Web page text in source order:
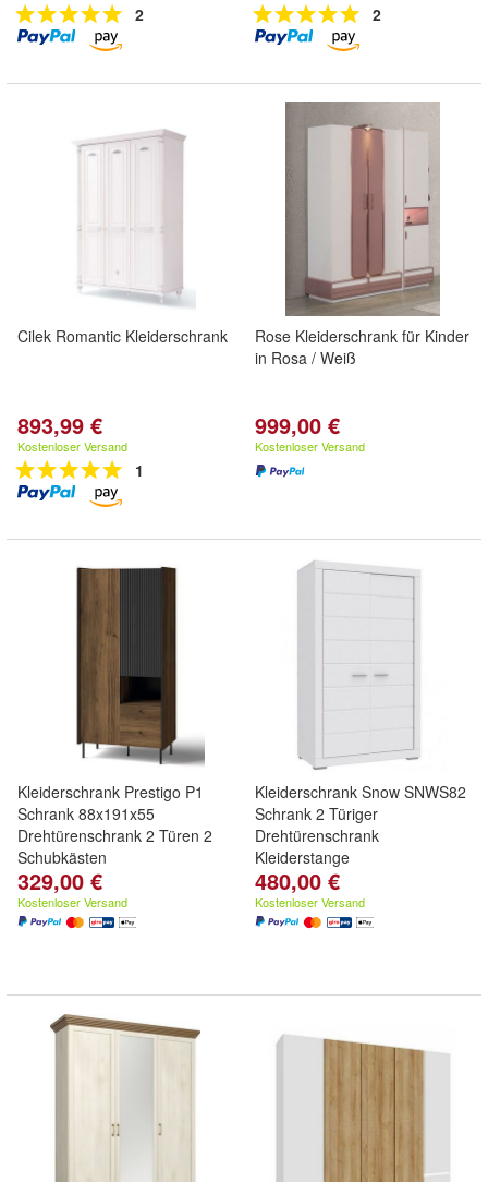
2 2
Cilek Romantic Kleiderschrank
893,99 €
Kostenloser Versand
1
Rose Kleiderschrank für Kinder
in Rosa / Weiß
999,00 €
Kostenloser Versand
Kleiderschrank Prestigo P1
Schrank 88x191x55
Drehtürenschrank 2 Türen 2
Schubkästen
329,00 €
Kostenloser Versand
Kleiderschrank Snow SNWS82
Schrank 2 Türiger
Drehtürenschrank
Kleiderstange
480,00 €
Kostenloser Versand